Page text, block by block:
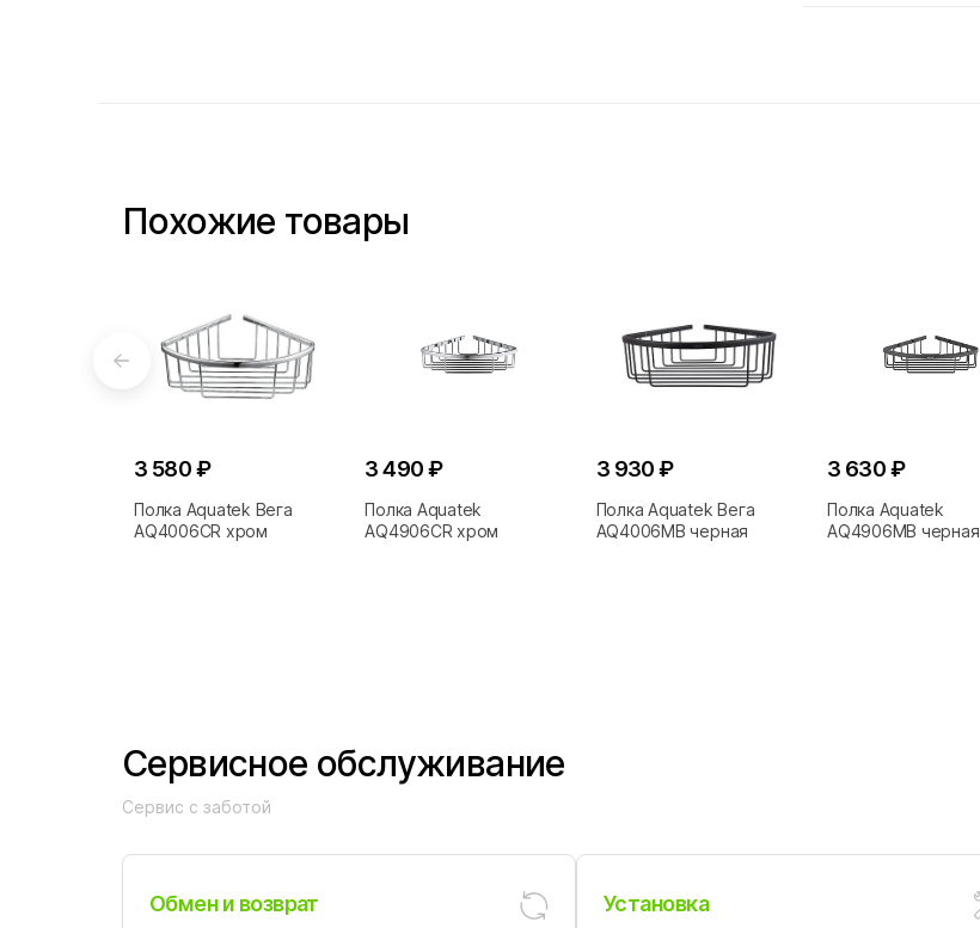
Похожие товары
3 580 ₽
Полка Aquatek Вега
AQ4006CR хром
3 490 ₽
Полка Aquatek
AQ4906CR хром
3 930 ₽
Полка Aquatek Вега
AQ4006MB черная
3 630 ₽
Полка Aquatek
AQ4906MB черная
Сервисное обслуживание
Сервис с заботой
Обмен и возврат Установка